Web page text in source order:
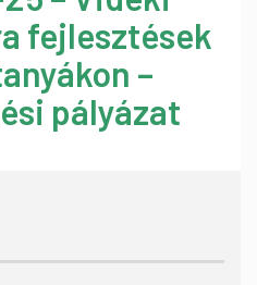
fejlesztések
–
pályázat